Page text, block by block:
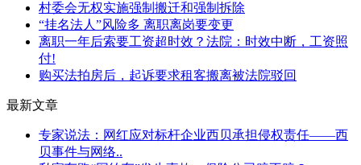
村委会无权实施强制搬迁和强制拆除
“挂名法人”风险多 离职离岗要变更
离职一年后索要工资超时效？法院：时效中断，工资照
付!
购买法拍房后，起诉要求租客搬离被法院驳回
最新文章
专家说法：网红应对标杆企业西贝承担侵权责任——西
贝事件与网络..